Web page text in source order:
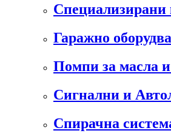
Специализирани
Гаражно
Помпи за масла
Сигнални и
Спирачна